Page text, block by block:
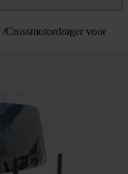
/Crossmotordrager voor